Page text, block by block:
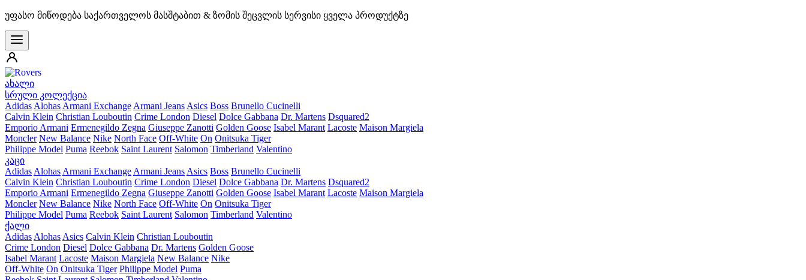
უფასო მიწოდება საქართველოს მასშტაბით & ზომის შეცვლის სერვისი ყველა პროდუქტზე
ახალი
სრული კოლექცია
Adidas Alohas Armani Exchange Armani Jeans Asics Boss Brunello Cucinelli
Calvin Klein Christian Louboutin Crime London Diesel Dolce Gabbana Dr. Martens Dsquared2
Emporio Armani Ermenegildo Zegna Giuseppe Zanotti Golden Goose Isabel Marant Lacoste Maison Margiela
Moncler New Balance Nike North Face Off-White On Onitsuka Tiger
Philippe Model Puma Reebok Saint Laurent Salomon Timberland Valentino
კაცი
Adidas Alohas Armani Exchange Armani Jeans Asics Boss Brunello Cucinelli
Calvin Klein Christian Louboutin Crime London Diesel Dolce Gabbana Dr. Martens Dsquared2
Emporio Armani Ermenegildo Zegna Giuseppe Zanotti Golden Goose Isabel Marant Lacoste Maison Margiela
Moncler New Balance Nike North Face Off-White On Onitsuka Tiger
Philippe Model Puma Reebok Saint Laurent Salomon Timberland Valentino
ქალი
Adidas Alohas Asics Calvin Klein Christian Louboutin
Crime London Diesel Dolce Gabbana Dr. Martens Golden Goose
Isabel Marant Lacoste Maison Margiela New Balance Nike
Off-White On Onitsuka Tiger Philippe Model Puma